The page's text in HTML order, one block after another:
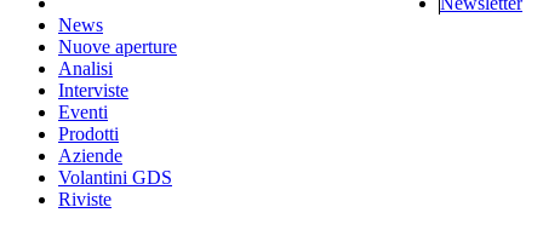
News
Nuove aperture
Analisi
Interviste
Eventi
Prodotti
Aziende
Volantini GDS
Riviste